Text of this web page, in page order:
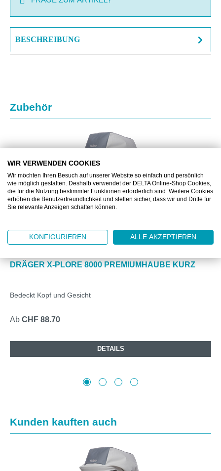
BESCHREIBUNG
Produktgalerie überspringen
Zubehör
DRÄGER X-PLORE 8000 PREMIUMHAUBE KURZ
Bedeckt Kopf und Gesicht
Ab CHF 88.70
DETAILS
Produktgalerie überspringen
Kunden kauften auch
WIR VERWENDEN COOKIES
Wir möchten Ihren Besuch auf unserer Website so einfach und persönlich
wie möglich gestalten. Deshalb verwendet der DELTA Online-Shop Cookies,
die für die Nutzung bestimmter Funktionen erforderlich sind. Weitere Cookies
erhöhen die Benutzerfreundlichkeit und stellen sicher, dass wir und Dritte für
Sie relevante Anzeigen schalten können.
KONFIGURIEREN ALLE AKZEPTIEREN